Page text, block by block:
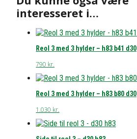
interesseret i…
Reol 3 med 3 hylder – h83 b41 d30
790 kr.
Reol 3 med 3 hylder – h83 b80 d30
1.030 kr.